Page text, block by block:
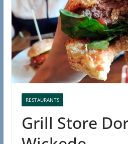
RESTAURANTS
Grill Store